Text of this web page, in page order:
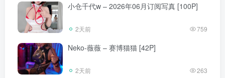
小仓千代w – 2026年06月订阅写真 [100P]
2天前 759
Neko-薇薇 – 赛博猫猫 [42P]
2天前 263